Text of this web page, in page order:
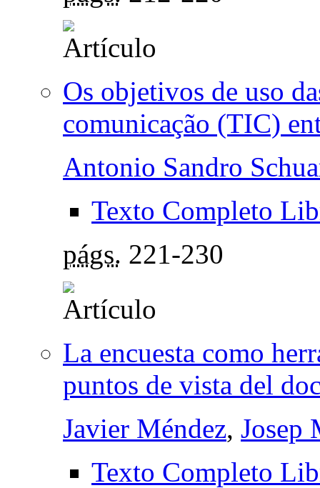
Os objetivos de uso
comunicação (TIC)
Antonio Sandro
Texto Completo
págs. 221-230
La encuesta como
puntos de vista del
Javier Méndez, Josep
Texto Completo